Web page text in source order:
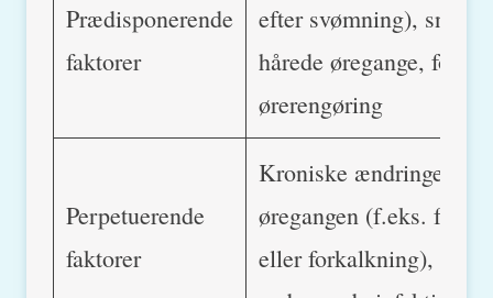
Prædisponerende
faktorer
efter svømning),
hårede øregange,
ørerengøring
Perpetuerende
faktorer
Kroniske ændringer i
øregangen (f.eks.
eller forkalkning),